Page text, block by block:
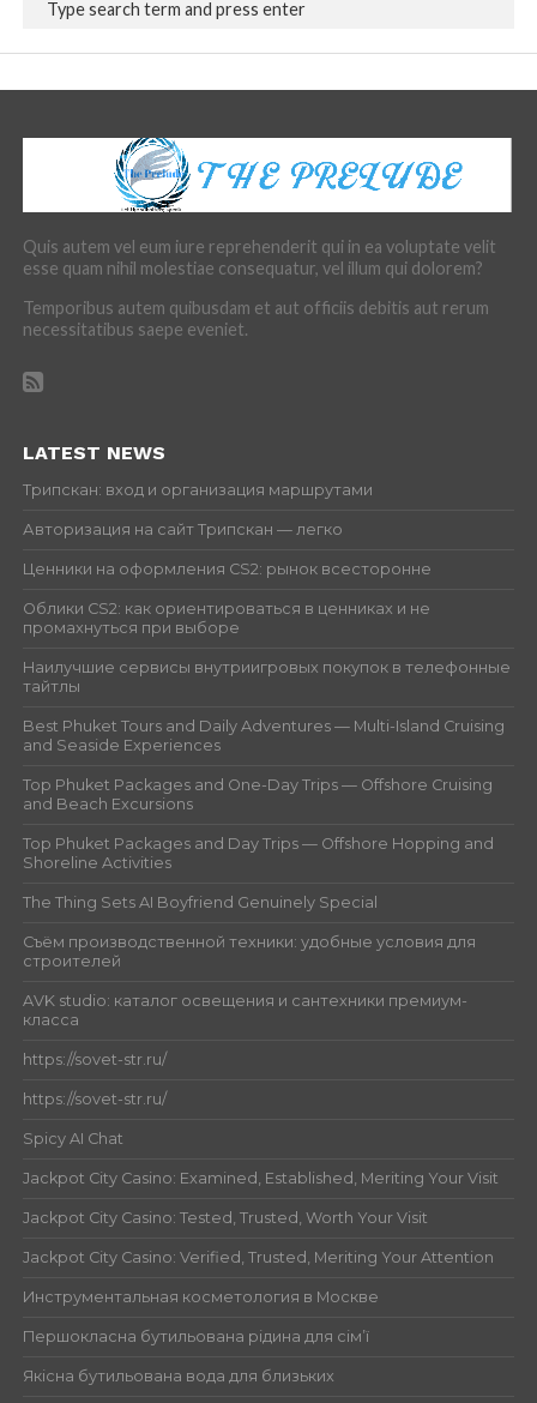
Quis autem vel eum iure reprehenderit qui in ea voluptate velit
esse quam nihil molestiae consequatur, vel illum qui dolorem?
Temporibus autem quibusdam et aut officiis debitis aut rerum
necessitatibus saepe eveniet.
LATEST NEWS
Трипскан: вход и организация маршрутами
Авторизация на сайт Трипскан — легко
Ценники на оформления CS2: рынок всесторонне
Облики CS2: как ориентироваться в ценниках и не
промахнуться при выборе
Наилучшие сервисы внутриигровых покупок в телефонные
тайтлы
Best Phuket Tours and Daily Adventures — Multi-Island Cruising
and Seaside Experiences
Top Phuket Packages and One-Day Trips — Offshore Cruising
and Beach Excursions
Top Phuket Packages and Day Trips — Offshore Hopping and
Shoreline Activities
The Thing Sets AI Boyfriend Genuinely Special
Съём производственной техники: удобные условия для
строителей
AVK studio: каталог освещения и сантехники премиум-
класса
https://sovet-str.ru/
https://sovet-str.ru/
Spicy AI Chat
Jackpot City Casino: Examined, Established, Meriting Your Visit
Jackpot City Casino: Tested, Trusted, Worth Your Visit
Jackpot City Casino: Verified, Trusted, Meriting Your Attention
Инструментальная косметология в Москве
Першокласна бутильована рідина для сім’ї
Якісна бутильована вода для близьких